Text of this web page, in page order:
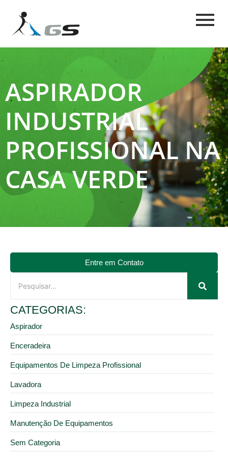
ASPIRADOR
INDUSTRIAL
PROFISSIONAL NA
CASA VERDE
Entre em Contato
CATEGORIAS:
Aspirador
Enceradeira
Equipamentos De Limpeza Profissional
Lavadora
Limpeza Industrial
Manutenção De Equipamentos
Sem Categoria